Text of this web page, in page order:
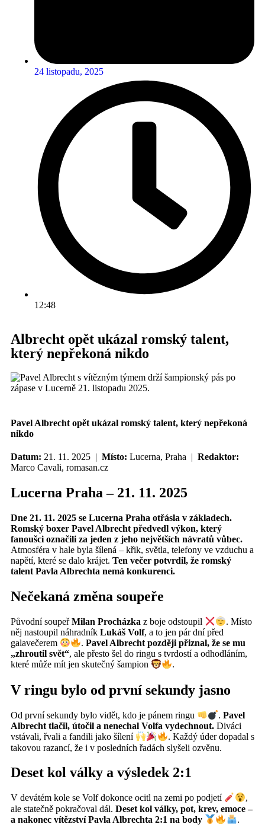
24 listopadu, 2025
12:48
Albrecht opět ukázal romský talent,
který nepřekoná nikdo
Pavel Albrecht opět ukázal romský talent, který nepřekoná
nikdo
Datum: 21. 11. 2025 | Místo: Lucerna, Praha | Redaktor:
Marco Cavali, romasan.cz
Lucerna Praha – 21. 11. 2025
Dne 21. 11. 2025 se Lucerna Praha otřásla v základech.
Romský boxer Pavel Albrecht předvedl výkon, který
fanoušci označili za jeden z jeho největších návratů vůbec.
Atmosféra v hale byla šílená – křik, světla, telefony ve vzduchu a
napětí, které se dalo krájet. Ten večer potvrdil, že romský
talent Pavla Albrechta nemá konkurenci.
Nečekaná změna soupeře
Původní soupeřMilan Procházka z boje odstoupil
. Místo
něj nastoupil náhradník Lukáš Volf, a to jen pár dní před
galavečerem
.Pavel Albrecht později přiznal, že se mu
„zhroutil svět“, ale přesto šel do ringu s tvrdostí a odhodláním,
které může mít jen skutečný šampion
.
V ringu bylo od první sekundy jasno
Od první sekundy bylo vidět, kdo je pánem ringu .Pavel
Albrecht tlačil, útočil a nenechal Volfa vydechnout. Diváci
vstávali, řvali a fandili jako šílení
. Každý úder dopadal s
takovou razancí, že i v posledních řadách slyšeli ozvěnu.
Deset kol války a výsledek 2:1
V devátém kole se Volf dokonce ocitl na zemi po podjetí
,
ale statečně pokračoval dál. Deset kol války, pot, krev, emoce –
a nakonec vítězství Pavla Albrechta 2:1 na body
.